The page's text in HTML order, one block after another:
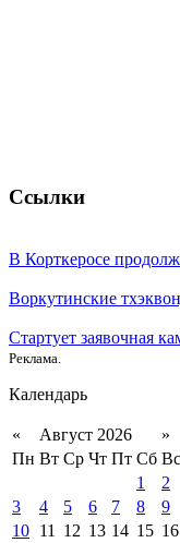
Ссылки
В Корткеросе
Воркутинские
Стартует заявочная
Реклама.
Календарь
« Август 2026
»
Пн Вт Ср Чт Пт Сб Вс
1
2
3
4 5 6 7 8
9
10 11 12 13 14 15 16